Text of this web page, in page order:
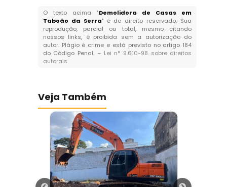
O texto acima "Demolidora de Casas em
Taboão da Serra" é de direito reservado. Sua
reprodução, parcial ou total, mesmo citando
nossos links, é proibida sem a autorização do
autor. Plágio é crime e está previsto no artigo 184
do Código Penal. – Lei n° 9.610-98 sobre direitos
autorais.
Veja Também